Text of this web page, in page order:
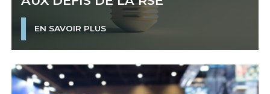
EN SAVOIR PLUS